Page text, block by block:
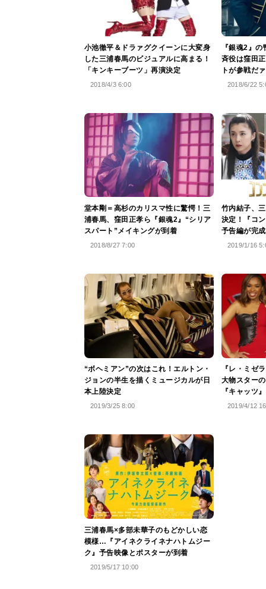
小池徹平＆ドラァグクイーンに大変身
した三浦春馬のビジュアルに高まる！
「キンキーブーツ」再演決定
2018/4/3 6:00
『銀魂2』
斉役は窪田
トが参戦だ
2018/6/22
堂本剛＝高杉のカリスマ性に驚愕！三
浦春馬、窪田正孝ら『銀魂2』“シリア
スパート”メイキングが到着
2018/8/27 7:00
竹内結子、
決定！『コ
予告編が完成
2019/1/16
“ボヘミアン”の次はこれ！エルトン・
ジョンの半生を描くミュージカルが日
本上陸決定
2019/3/25 8:00
『レ・ミゼ
大物スター
『キャッツ
2019/4/12
三浦春馬×多部未華子のもどかしい恋
模様…『アイネクライネナハトムジー
ク』予告映像とポスターが到着
2019/5/17 10:00